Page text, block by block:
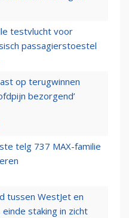
testvlucht voor
passagierstoestel
op terugwinnen
bezorgend’
telg 737 MAX-familie
tussen WestJet en
staking in zicht